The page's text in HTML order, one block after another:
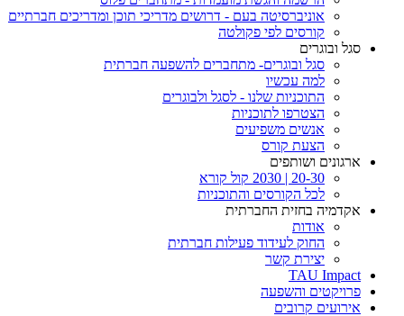
אוניברסיטה בעם - דרושים מדריכי תוכן ומדריכים חברתיים
קורסים לפי פקולטה
סגל ובוגרים
סגל ובוגרים- מתחברים להשפעה חברתית
למה עכשיו
התוכניות שלנו - לסגל ולבוגרים
הצטרפו לתוכניות
אנשים משפיעים
הצעת קורס
ארגונים ושותפים
20-30 | 2030 קול קורא
לכל הקורסים והתוכניות
אקדמיה בחזית החברתית
אודות
החוק לעידוד פעילות חברתית
יצירת קשר
TAU Impact
פרויקטים והשפעה
אירועים קרובים